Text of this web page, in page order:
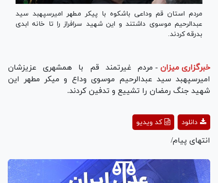
مردم استان قم وداعی باشکوه با پیکر مطهر امیرسپهبد سید
عبدالرحیم موسوی داشتند و این شهید سرافراز را تا خانه ابدی
بدرقه کردند.
خبرگزاری میزان - مردم غیرتمند قم با همشهری عزیزشان
امیرسپهبد سید عبدالرحیم موسوی وداع و میکر مطهر این
شهید جنگ رمضان را تشییع و تدفین کردند.
Playکد ویدیو دانلود
انتهای پیام/